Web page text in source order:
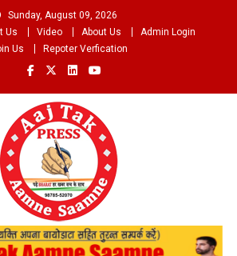
Sunday, August 09, 2026
Us Video About Us
Admin Login
Us
Repoter Verfication
Saamne.com